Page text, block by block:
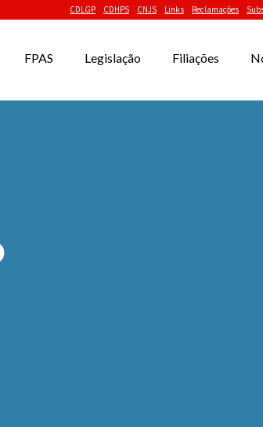
CDLGP CDHPS CNJS Links Reclamações
FPAS Legislação Filiações